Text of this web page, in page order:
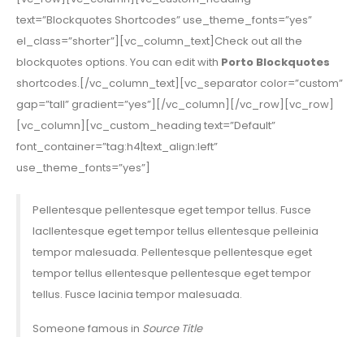
text=”Blockquotes Shortcodes” use_theme_fonts=”yes”
el_class=”shorter”][vc_column_text]Check out all the
blockquotes options. You can edit with Porto Blockquotes
shortcodes.[/vc_column_text][vc_separator color=”custom”
gap=”tall” gradient=”yes”][/vc_column][/vc_row][vc_row]
[vc_column][vc_custom_heading text=”Default”
font_container=”tag:h4|text_align:left”
use_theme_fonts=”yes”]
Pellentesque pellentesque eget tempor tellus. Fusce
lacllentesque eget tempor tellus ellentesque pelleinia
tempor malesuada. Pellentesque pellentesque eget
tempor tellus ellentesque pellentesque eget tempor
tellus. Fusce lacinia tempor malesuada.
Someone famous in Source Title